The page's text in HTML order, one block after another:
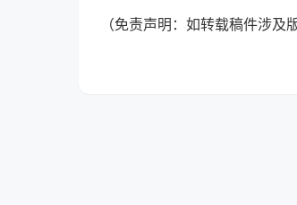
（免责声明：如转载稿件涉及